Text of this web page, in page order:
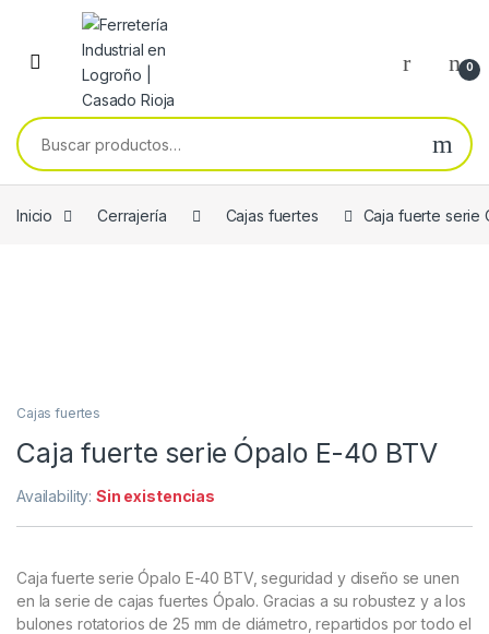
Skip to navigation
Skip to content
0
Buscar por:
Inicio Cerrajería Cajas fuertes Caja fuerte serie
Cajas fuertes
Caja fuerte serie Ópalo E-40 BTV
Availability:Sin existencias
Caja fuerte serie Ópalo E-40 BTV, seguridad y diseño se unen
en la serie de cajas fuertes Ópalo. Gracias a su robustez y a los
bulones rotatorios de 25 mm de diámetro, repartidos por todo el